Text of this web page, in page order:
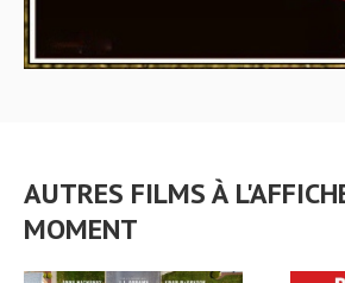
AUTRES FILMS À
MOMENT